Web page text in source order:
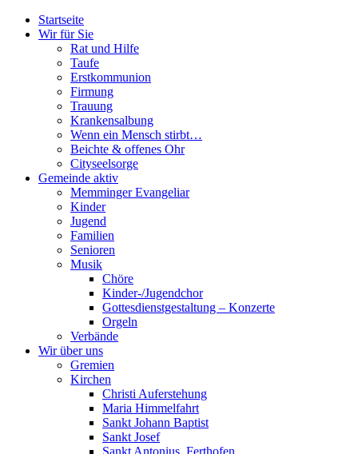
Startseite
Wir für Sie
Rat und Hilfe
Taufe
Erstkommunion
Firmung
Trauung
Krankensalbung
Wenn ein Mensch stirbt…
Beichte & offenes Ohr
Cityseelsorge
Gemeinde aktiv
Memminger Evangeliar
Kinder
Jugend
Familien
Senioren
Musik
Chöre
Kinder-/Jugendchor
Gottesdienstgestaltung – Konzerte
Orgeln
Verbände
Wir über uns
Gremien
Kirchen
Christi Auferstehung
Maria Himmelfahrt
Sankt Johann Baptist
Sankt Josef
Sankt Antonius, Ferthofen